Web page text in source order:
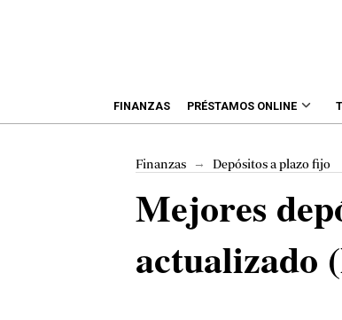
FINANZAS PRÉSTAMOS ONLINE
Finanzas → Depósitos a plazo fijo
Mejores
actualizado